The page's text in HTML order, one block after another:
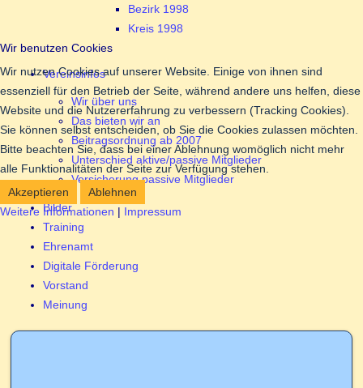
Bezirk 1998
Kreis 1998
Vereinsinfos
Wir über uns
Das bieten wir an
Beitragsordnung ab 2007
Unterschied aktive/passive Mitglieder
Versicherung passive Mitglieder
Bilder
Training
Ehrenamt
Digitale Förderung
Vorstand
Meinung
Wir benutzen Cookies
Wir nutzen Cookies auf unserer Website. Einige von ihnen sind
essenziell für den Betrieb der Seite, während andere uns helfen, diese
Website und die Nutzererfahrung zu verbessern (Tracking Cookies).
Sie können selbst entscheiden, ob Sie die Cookies zulassen möchten.
Bitte beachten Sie, dass bei einer Ablehnung womöglich nicht mehr
alle Funktionalitäten der Seite zur Verfügung stehen.
Akzeptieren
Ablehnen
Weitere Informationen | Impressum